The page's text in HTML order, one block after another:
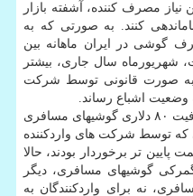
نیاز مصرف كننده، آشفته بازار
كنند. به صورتی كه به
گوشی در ایران ماهانه بین
شهریورماه سال جاری، بیشتر
هزار دستگاه به صورت قانونی توسط شركت
وضعیت اشباع رساند.
ازاین رو درحالی كه تا ماه پیش، معافیت ۸۰ دلاری گوشیهای مسافری
كه توسط شركت های واردكننده
تر برخوردار بودند، حالا
گوشیهای مسافری، دیگر
نه برای واردكنندگان به